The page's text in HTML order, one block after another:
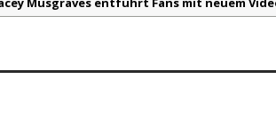
Johnson & The Hollywood Hillbillies